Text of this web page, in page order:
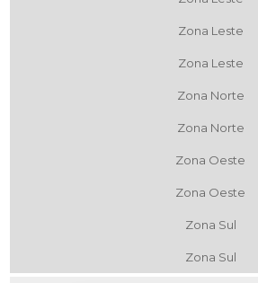
Zona Leste
Zona Leste
Zona Norte
Zona Norte
Zona Oeste
Zona Oeste
Zona Sul
Zona Sul